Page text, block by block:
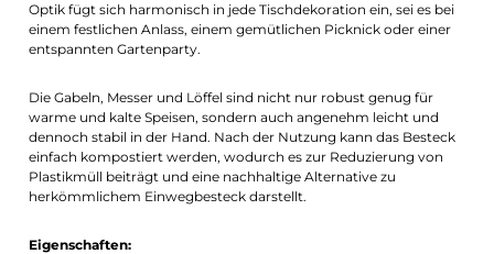
Optik fügt sich harmonisch in jede Tischdekoration ein, sei es bei
einem festlichen Anlass, einem gemütlichen Picknick oder einer
entspannten Gartenparty.
Die Gabeln, Messer und Löffel sind nicht nur robust genug für
warme und kalte Speisen, sondern auch angenehm leicht und
dennoch stabil in der Hand. Nach der Nutzung kann das Besteck
einfach kompostiert werden, wodurch es zur Reduzierung von
Plastikmüll beiträgt und eine nachhaltige Alternative zu
herkömmlichem Einwegbesteck darstellt.
Eigenschaften: